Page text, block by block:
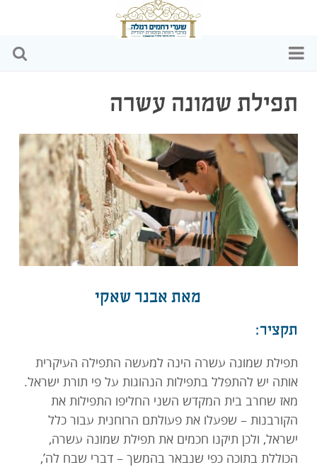
הפעילויות שלנו
כתבות ומאמרים
וידאו
שקיפות כספית
תפילת שמונה עשרה
מאת אבנר שאקי
תקציר:
תפילת שמונה עשרה הינה למעשה התפילה העיקרית
אותה יש להתפלל בתפילות הנהוגות על פי תורת ישראל.
מאז שחרב בית המקדש השני החליפו התפילות את
הקורבנות – שפעלו את פעולתם הרוחנית עבור כלל
ישראל, ולכן תיקנו חכמים את תפילת שמונה עשרה,
הכוללת בתוכה כפי שנבאר בהמשך – דברי שבח לה’,